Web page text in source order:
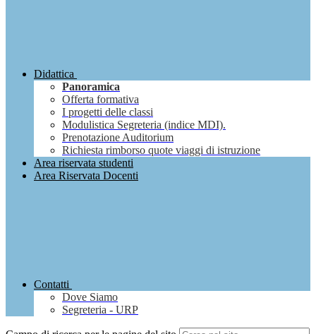
Didattica
Panoramica
Offerta formativa
I progetti delle classi
Modulistica Segreteria (indice MDI).
Prenotazione Auditorium
Richiesta rimborso quote viaggi di istruzione
Area riservata studenti
Area Riservata Docenti
Contatti
Dove Siamo
Segreteria - URP